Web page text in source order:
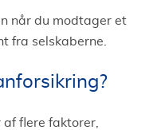
når du modtager et
fra selskaberne.
flere faktorer,